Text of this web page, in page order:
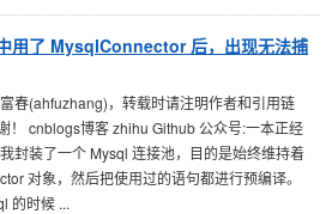
用了 MysqlConnector 后，出现无法捕
春(ahfuzhang)，转载时请注明作者和引用链
！ cnblogs博客 zhihu Github 公众号:一本正经
封装了一个 Mysql 连接池，目的是始终维持着
对象，然后把使用过的语句都进行预编译。
的时候 ...